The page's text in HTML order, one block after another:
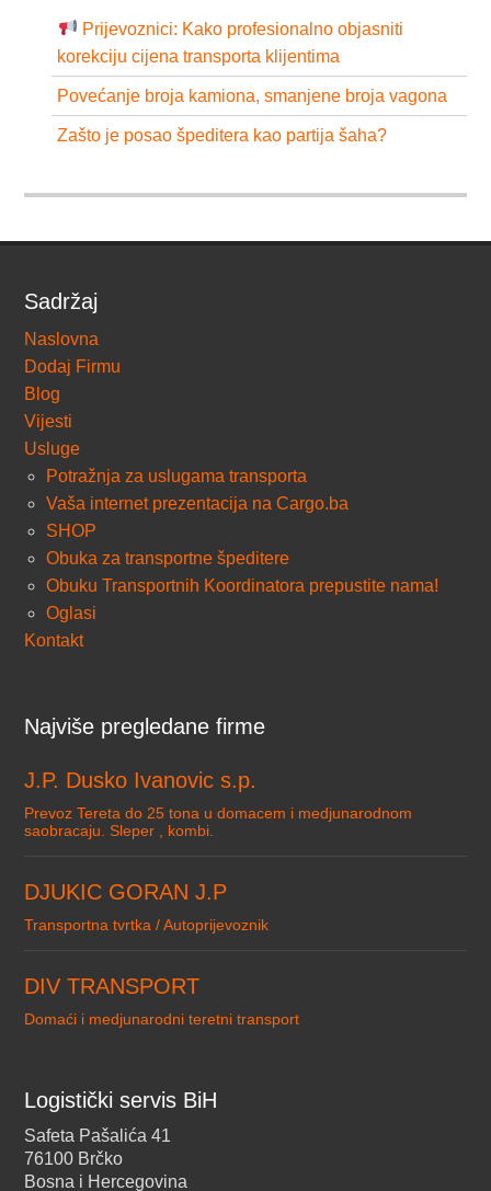
Prijevoznici: Kako profesionalno objasniti
korekciju cijena transporta klijentima
Povećanje broja kamiona, smanjene broja vagona
Zašto je posao špeditera kao partija šaha?
Sadržaj
Naslovna
Dodaj Firmu
Blog
Vijesti
Usluge
Potražnja za uslugama transporta
Vaša internet prezentacija na Cargo.ba
SHOP
Obuka za transportne špeditere
Obuku Transportnih Koordinatora prepustite nama!
Oglasi
Kontakt
Najviše pregledane firme
J.P. Dusko Ivanovic s.p.
Prevoz Tereta do 25 tona u domacem i medjunarodnom
saobracaju. Sleper , kombi.
DJUKIC GORAN J.P
Transportna tvrtka / Autoprijevoznik
DIV TRANSPORT
Domaći i medjunarodni teretni transport
Logistički servis BiH
Safeta Pašalića 41
76100 Brčko
Bosna i Hercegovina